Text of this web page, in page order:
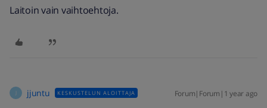
Laitoin vain vaihtoehtoja.
jjuntu KESKUSTELUN ALOITTAJA Forum|Forum|1 year ago